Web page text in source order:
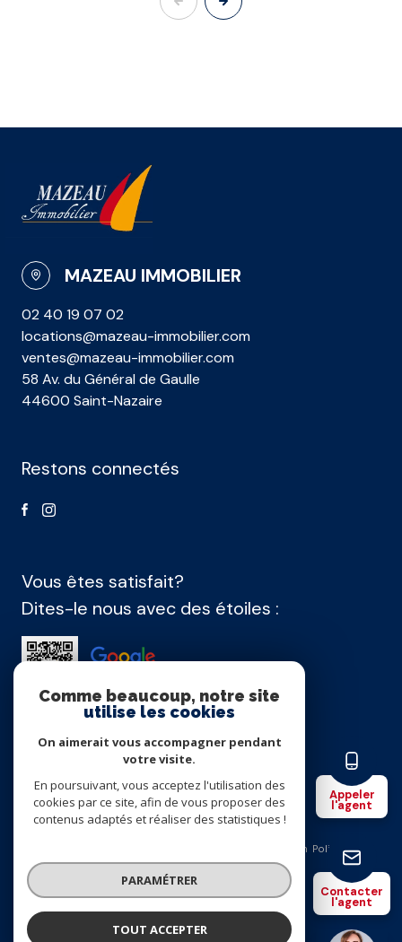
Appeler
l'agent
Contacter
l'agent
MAZEAU IMMOBILIER
02 40 19 07 02
locations@mazeau-immobilier.com
ventes@mazeau-immobilier.com
58 Av. du Général de Gaulle
44600 Saint-Nazaire
Restons connectés
Vous êtes satisfait?
Dites-le nous avec des étoiles :
Agence membre
Admin Politique
RGPD © 2026 | Tous droits réservés
Réalisé par
Comme beaucoup, notre site
utilise les cookies
On aimerait vous accompagner pendant
votre visite.
En poursuivant, vous acceptez l'utilisation des
cookies par ce site, afin de vous proposer des
contenus adaptés et réaliser des statistiques !
PARAMÉTRER
TOUT ACCEPTER